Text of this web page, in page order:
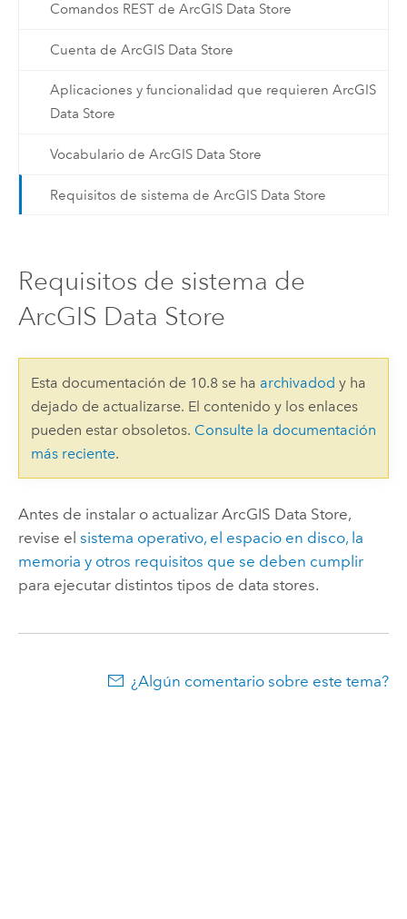
Comandos REST de ArcGIS Data Store
Cuenta de ArcGIS Data Store
Aplicaciones y funcionalidad que requieren ArcGIS
Data Store
Vocabulario de ArcGIS Data Store
Requisitos de sistema de ArcGIS Data Store
Requisitos de sistema de
ArcGIS Data Store
Esta documentación de 10.8 se ha archivadod y ha
dejado de actualizarse. El contenido y los enlaces
pueden estar obsoletos. Consulte la documentación
más reciente.
Antes de instalar o actualizar ArcGIS Data Store,
revise el sistema operativo, el espacio en disco, la
memoria y otros requisitos que se deben cumplir
para ejecutar distintos tipos de data stores.
¿Algún comentario sobre este tema?